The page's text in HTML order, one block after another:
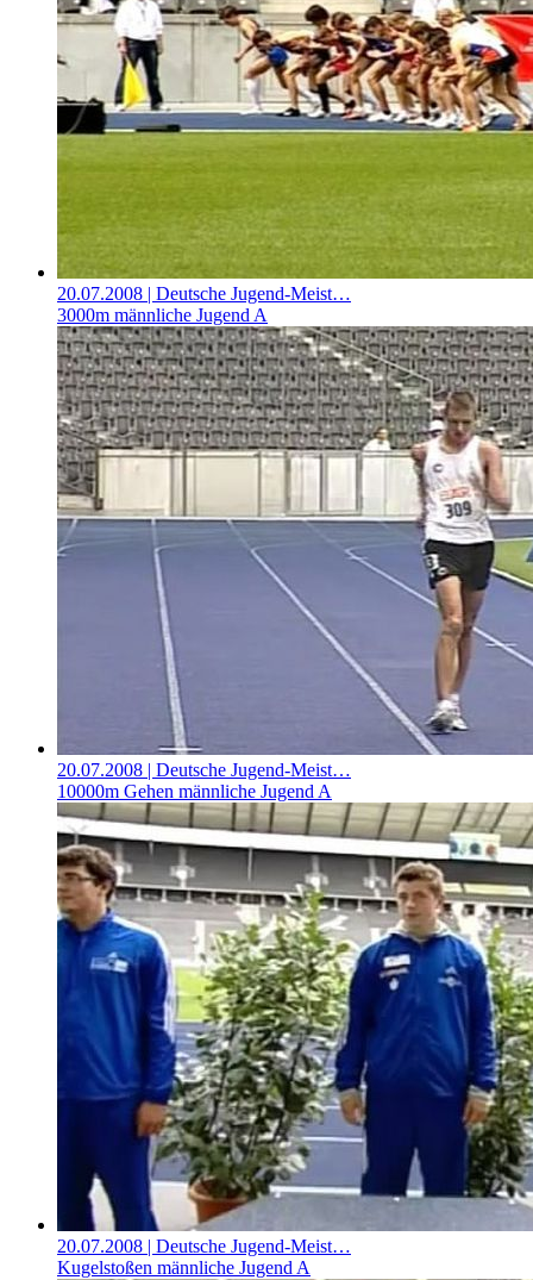
20.07.2008 | Deutsche Jugend-Meist…
3000m männliche Jugend A
20.07.2008 | Deutsche Jugend-Meist…
10000m Gehen männliche Jugend A
20.07.2008 | Deutsche Jugend-Meist…
Kugelstoßen männliche Jugend A